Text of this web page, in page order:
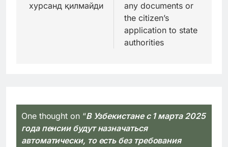
хурсанд қилмайди
any documents or
the citizen’s
application to state
authorities
One thought on “В Узбекистане с 1 марта 2025
года пенсии будут назначаться
автоматически, то есть без требования